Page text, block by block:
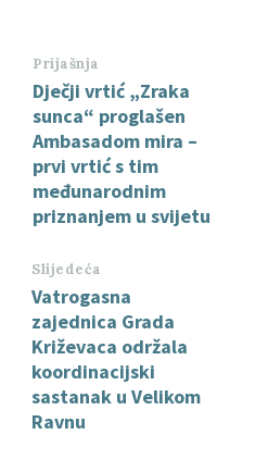
Prijašnja
Dječji vrtić „Zraka
sunca“ proglašen
Ambasadom mira –
prvi vrtić s tim
međunarodnim
priznanjem u svijetu
Slijedeća
Vatrogasna
zajednica Grada
Križevaca održala
koordinacijski
sastanak u Velikom
Ravnu